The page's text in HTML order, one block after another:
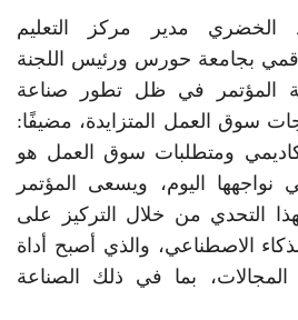
الخضري مدير مركز التعليم
بجامعة حورس ورئيس اللجنة
المؤتمر في ظل تطور صناعة
سوق العمل المتزايدة، مضيفًا:
ومتطلبات سوق العمل هو
نواجهها اليوم، ويسعى المؤتمر
التحدي من خلال التركيز على
الاصطناعي، والذي أصبح أداة
بما في ذلك الصناعة